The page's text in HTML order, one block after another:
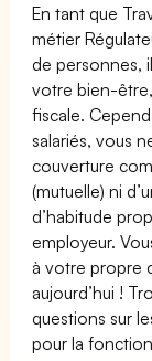
En tant que
métier
de personnes,
votre bien-
fiscale.
salariés, vous
couverture
(mutuelle) ni
d’habitude
employeur.
à votre propre
aujourd’hui !
questions sur
pour la